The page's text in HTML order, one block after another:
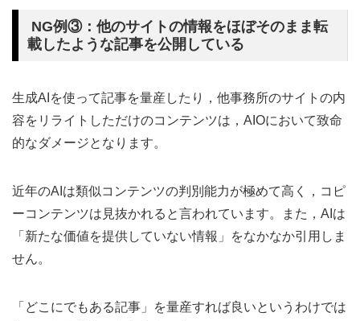
NG例③：他のサイトの情報をほぼそのまま転
載したような記事を公開している
生成AIを使って記事を量産したり，他事務所のサイトの内
容をリライトしただけのコンテンツは，AIOにおいて致命
的なダメージとなります。
近年のAIは類似コンテンツの判別能力が極めて高く，コピ
ーコンテンツは見抜かれると言われています。また，AIは
「新たな価値を提供していない情報」をなかなか引用しま
せん。
「どこにでもある記事」を量産すれば良いというわけでは